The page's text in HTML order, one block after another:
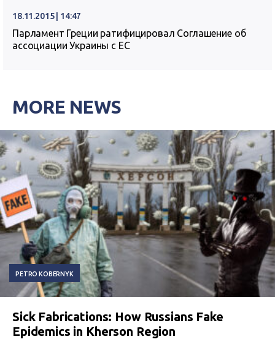
18.11.2015 | 14:47
Парламент Греции ратифицировал Соглашение об
ассоциации Украины с ЕС
MORE NEWS
PETRO KOBERNYK
Sick Fabrications: How Russians Fake
Epidemics in Kherson Region